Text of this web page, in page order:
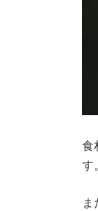
食
す。